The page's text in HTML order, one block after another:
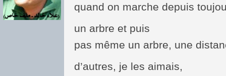
quand on marche depuis
un arbre et puis
pas même un arbre, une
d’autres, je les aimais,